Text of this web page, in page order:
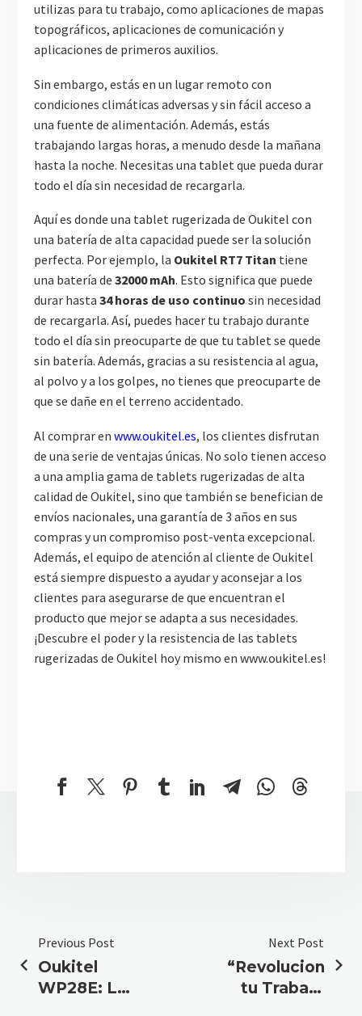
utilizas para tu trabajo, como aplicaciones de mapas
topográficos, aplicaciones de comunicación y
aplicaciones de primeros auxilios.
Sin embargo, estás en un lugar remoto con
condiciones climáticas adversas y sin fácil acceso a
una fuente de alimentación. Además, estás
trabajando largas horas, a menudo desde la mañana
hasta la noche. Necesitas una tablet que pueda durar
todo el día sin necesidad de recargarla.
Aquí es donde una tablet rugerizada de Oukitel con
una batería de alta capacidad puede ser la solución
perfecta. Por ejemplo, la Oukitel RT7 Titan tiene
una batería de 32000 mAh. Esto significa que puede
durar hasta 34 horas de uso continuo sin necesidad
de recargarla. Así, puedes hacer tu trabajo durante
todo el día sin preocuparte de que tu tablet se quede
sin batería. Además, gracias a su resistencia al agua,
al polvo y a los golpes, no tienes que preocuparte de
que se dañe en el terreno accidentado.
Al comprar en www.oukitel.es, los clientes disfrutan
de una serie de ventajas únicas. No solo tienen acceso
a una amplia gama de tablets rugerizadas de alta
calidad de Oukitel, sino que también se benefician de
envíos nacionales, una garantía de 3 años en sus
compras y un compromiso post-venta excepcional.
Además, el equipo de atención al cliente de Oukitel
está siempre dispuesto a ayudar y aconsejar a los
clientes para asegurarse de que encuentran el
producto que mejor se adapta a sus necesidades.
¡Descubre el poder y la resistencia de las tablets
rugerizadas de Oukitel hoy mismo en www.oukitel.es!
Previous Post
Oukitel
WP28E: La
Next Post
“Revoluciona
tu Trabajo